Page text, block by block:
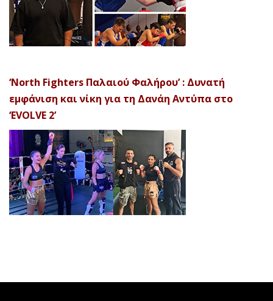
‘North Fighters Παλαιού Φαλήρου’ : Δυνατή
εμφάνιση και νίκη για τη Δανάη Αντύπα στο
‘EVOLVE 2’